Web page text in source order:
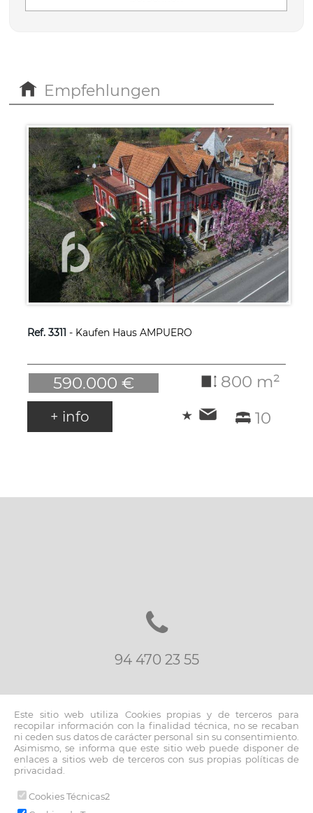
Empfehlungen
Ref. 3311 - Kaufen Haus AMPUERO
590.000 €
800 m²
10
+ info
94 470 23 55
inmo@fernandoblancoapi.com
© 2026 www.fernandoblancoapi.com |
Este sitio web utiliza Cookies propias y de terceros para
recopilar información con la finalidad técnica, no se recaban
ni ceden sus datos de carácter personal sin su consentimiento.
Asimismo, se informa que este sitio web puede disponer de
enlaces a sitios web de terceros con sus propias políticas de
privacidad.
Cookies Técnicas2